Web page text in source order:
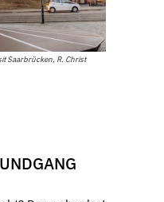
Saarbrücken, R. Christ